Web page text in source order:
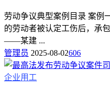
劳动争议典型案例目录 案例
的劳动者被认定工伤后，承
——某建 ...
管理员 2025-08-02606
企业用工